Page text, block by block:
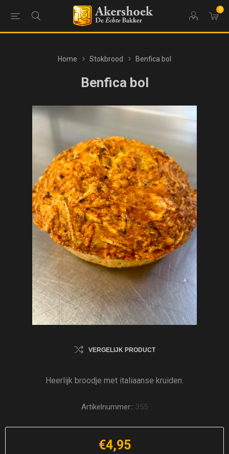
0
Home Stokbrood Benfica bol
Benfica bol
VERGELIJK PRODUCT
Heerlijk broodje met italiaanse kruiden.
Artikelnummer:: 355
€4,95